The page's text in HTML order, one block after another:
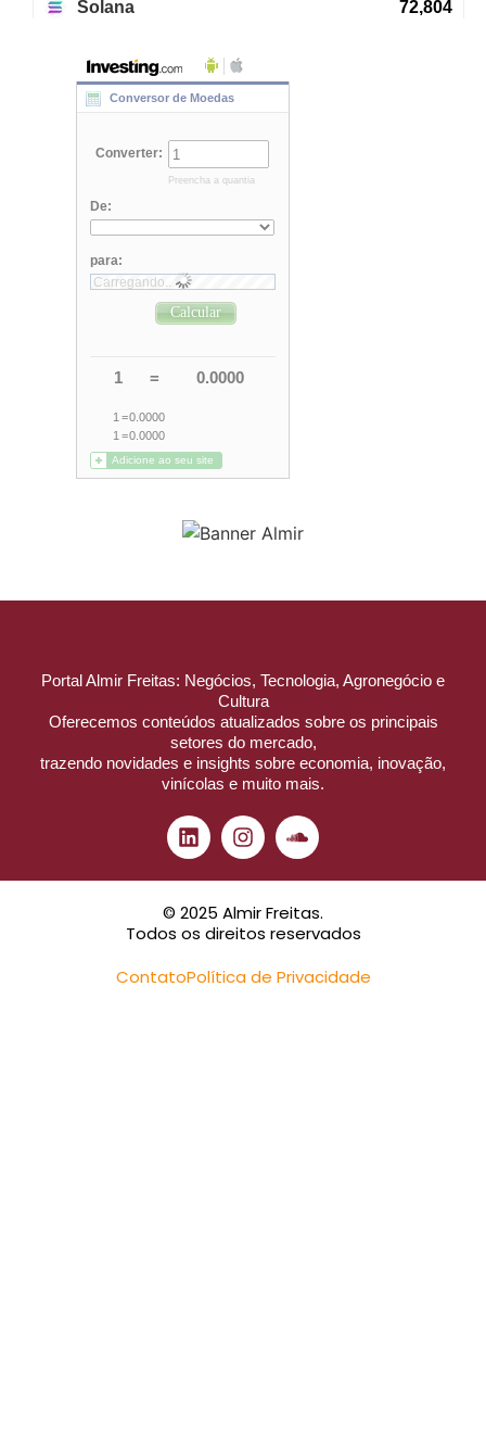
Portal Almir Freitas: Negócios, Tecnologia, Agronegócio e
Cultura
Oferecemos conteúdos atualizados sobre os principais
setores do mercado,
trazendo novidades e insights sobre economia, inovação,
vinícolas e muito mais.
© 2025 Almir Freitas.
Todos os direitos reservados
ContatoPolítica de Privacidade